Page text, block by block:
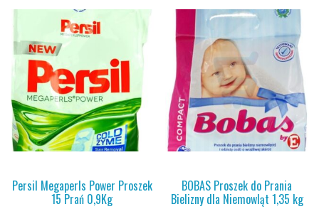
Persil Megaperls Power Proszek
15 Prań 0,9Kg
BOBAS Proszek do Prania
Bielizny dla Niemowląt 1,35 kg